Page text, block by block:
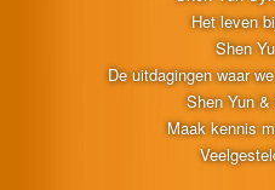
Het leven
Shen
De uitdagingen waar
Shen Yun
Maak kennis